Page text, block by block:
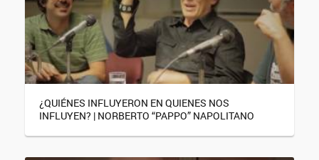
¿QUIÉNES INFLUYERON EN QUIENES NOS
INFLUYEN? | NORBERTO “PAPPO” NAPOLITANO